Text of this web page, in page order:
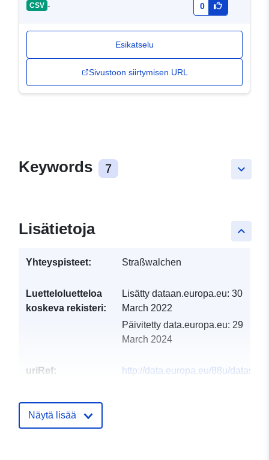
CSV - 0
Esikatselu
Sivustoon siirtymisen URL
keyboard_arrow_down
Keywords 7
keyboard_arrow_up
Lisätietoja
Yhteyspisteet: Straßwalchen
Luetteloluetteloa
koskeva rekisteri:
Lisätty dataan.europa.eu: 30
March 2022
Päivitetty data.europa.eu: 29
March 2024
uriRef:
http://data.europa.eu/88u/
Näytä lisää